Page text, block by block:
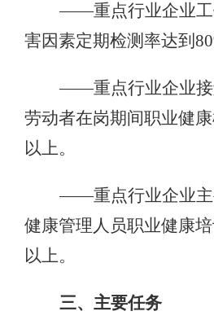
——重点行业企业工
害因素定期检测率达到
——重点行业企业接
劳动者在岗期间职业健
以上。
——重点行业企业主
健康管理人员职业健康
以上。
三、主要任务